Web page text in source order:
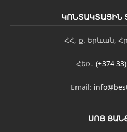
ԿՈՆՏԱԿՏԱՅԻՆ
ՀՀ, ք. Երևան,
Հեռ․ (+374
Email:
ՍՈՑ